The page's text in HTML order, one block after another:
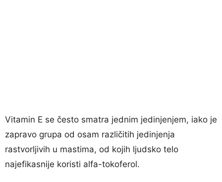
Vitamin E se često smatra jednim jedinjenjem, iako je
zapravo grupa od osam različitih jedinjenja
rastvorljivih u mastima, od kojih ljudsko telo
najefikasnije koristi alfa-tokoferol.